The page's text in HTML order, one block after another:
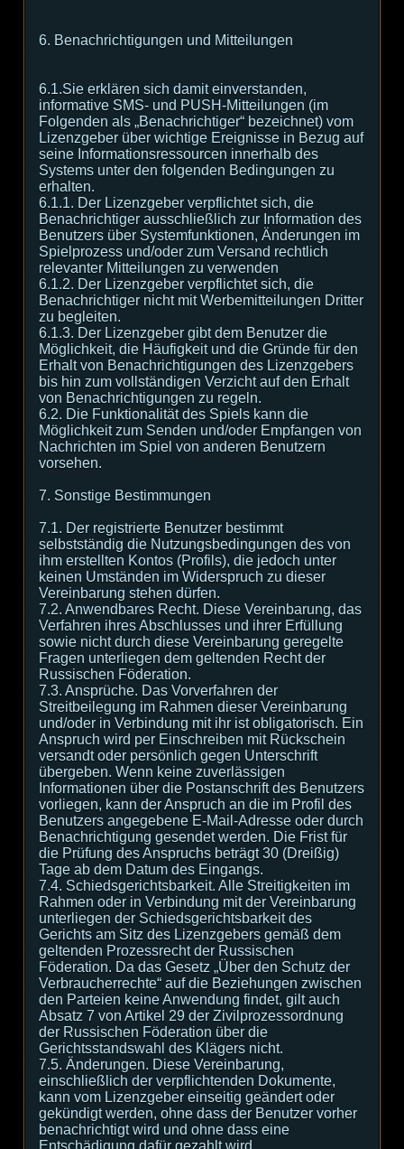
6. Benachrichtigungen und Mitteilungen
6.1.Sie erklären sich damit einverstanden,
informative SMS- und PUSH-Mitteilungen (im
Folgenden als „Benachrichtiger“ bezeichnet) vom
Lizenzgeber über wichtige Ereignisse in Bezug auf
seine Informationsressourcen innerhalb des
Systems unter den folgenden Bedingungen zu
erhalten.
6.1.1. Der Lizenzgeber verpflichtet sich, die
Benachrichtiger ausschließlich zur Information des
Benutzers über Systemfunktionen, Änderungen im
Spielprozess und/oder zum Versand rechtlich
relevanter Mitteilungen zu verwenden
6.1.2. Der Lizenzgeber verpflichtet sich, die
Benachrichtiger nicht mit Werbemitteilungen Dritter
zu begleiten.
6.1.3. Der Lizenzgeber gibt dem Benutzer die
Möglichkeit, die Häufigkeit und die Gründe für den
Erhalt von Benachrichtigungen des Lizenzgebers
bis hin zum vollständigen Verzicht auf den Erhalt
von Benachrichtigungen zu regeln.
6.2. Die Funktionalität des Spiels kann die
Möglichkeit zum Senden und/oder Empfangen von
Nachrichten im Spiel von anderen Benutzern
vorsehen.
7. Sonstige Bestimmungen
7.1. Der registrierte Benutzer bestimmt
selbstständig die Nutzungsbedingungen des von
ihm erstellten Kontos (Profils), die jedoch unter
keinen Umständen im Widerspruch zu dieser
Vereinbarung stehen dürfen.
7.2. Anwendbares Recht. Diese Vereinbarung, das
Verfahren ihres Abschlusses und ihrer Erfüllung
sowie nicht durch diese Vereinbarung geregelte
Fragen unterliegen dem geltenden Recht der
Russischen Föderation.
7.3. Ansprüche. Das Vorverfahren der
Streitbeilegung im Rahmen dieser Vereinbarung
und/oder in Verbindung mit ihr ist obligatorisch. Ein
Anspruch wird per Einschreiben mit Rückschein
versandt oder persönlich gegen Unterschrift
übergeben. Wenn keine zuverlässigen
Informationen über die Postanschrift des Benutzers
vorliegen, kann der Anspruch an die im Profil des
Benutzers angegebene E-Mail-Adresse oder durch
Benachrichtigung gesendet werden. Die Frist für
die Prüfung des Anspruchs beträgt 30 (Dreißig)
Tage ab dem Datum des Eingangs.
7.4. Schiedsgerichtsbarkeit. Alle Streitigkeiten im
Rahmen oder in Verbindung mit der Vereinbarung
unterliegen der Schiedsgerichtsbarkeit des
Gerichts am Sitz des Lizenzgebers gemäß dem
geltenden Prozessrecht der Russischen
Föderation. Da das Gesetz „Über den Schutz der
Verbraucherrechte“ auf die Beziehungen zwischen
den Parteien keine Anwendung findet, gilt auch
Absatz 7 von Artikel 29 der Zivilprozessordnung
der Russischen Föderation über die
Gerichtsstandswahl des Klägers nicht.
7.5. Änderungen. Diese Vereinbarung,
einschließlich der verpflichtenden Dokumente,
kann vom Lizenzgeber einseitig geändert oder
gekündigt werden, ohne dass der Benutzer vorher
benachrichtigt wird und ohne dass eine
Entschädigung dafür gezahlt wird.